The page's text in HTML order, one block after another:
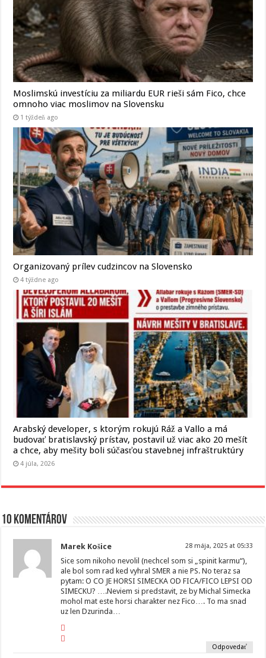
Moslimskú investíciu za miliardu EUR rieši sám Fico, chce
omnoho viac moslimov na Slovensku
1 týždeň ago
Organizovaný prílev cudzincov na Slovensko
4 týždne ago
Arabský developer, s ktorým rokujú Ráž a Vallo a má
budovať bratislavský prístav, postavil už viac ako 20 mešít
a chce, aby mešity boli súčasťou stavebnej infraštruktúry
4 júla, 2026
10 komentárov
Marek Košice 28 mája, 2025 at 05:33
Sice som nikoho nevolil (nechcel som si „spinit karmu“),
ale bol som rad ked vyhral SMER a nie PS. No teraz sa
pytam: O CO JE HORSI SIMECKA OD FICA/FICO LEPSI OD
SIMECKU? ….Neviem si predstavit, ze by Michal Simecka
mohol mat este horsi charakter nez Fico…. To ma snad
uz len Dzurinda…
Odpovedať